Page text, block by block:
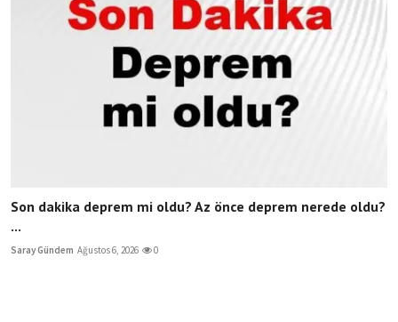
Son dakika deprem mi oldu? Az önce deprem nerede oldu?
...
Saray Gündem Ağustos 6, 2026 0